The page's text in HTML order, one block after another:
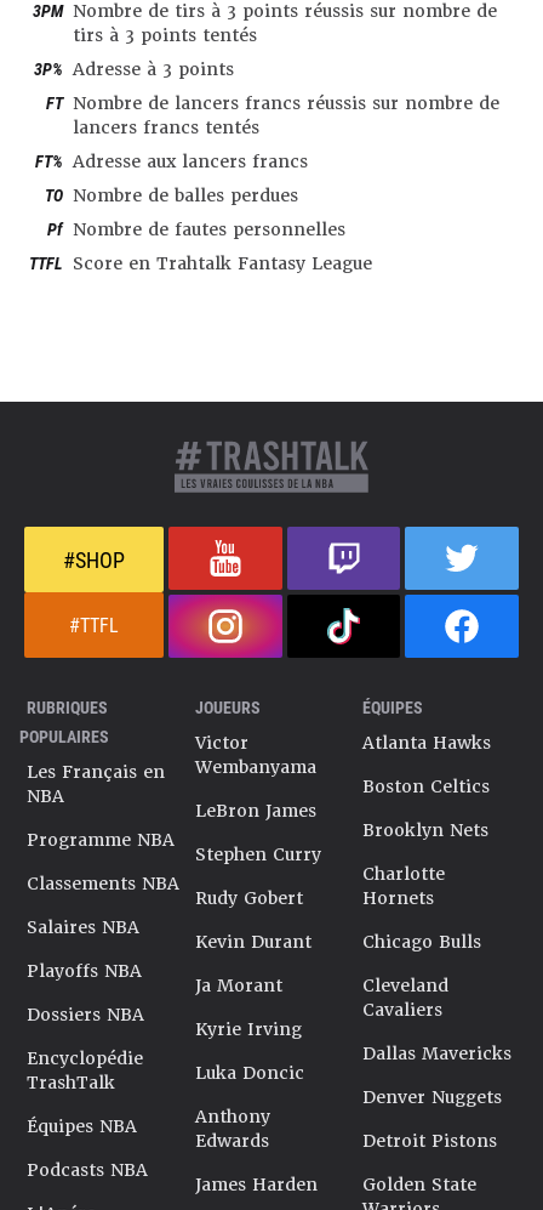
3PM Nombre de tirs à 3 points réussis sur nombre de
tirs à 3 points tentés
3P% Adresse à 3 points
FT Nombre de lancers francs réussis sur nombre de
lancers francs tentés
FT% Adresse aux lancers francs
TO Nombre de balles perdues
Pf Nombre de fautes personnelles
TTFL Score en Trahtalk Fantasy League
#SHOP
#TTFL
RUBRIQUES
POPULAIRES
Les Français en
NBA
Programme NBA
Classements NBA
Salaires NBA
Playoffs NBA
Dossiers NBA
Encyclopédie
TrashTalk
Équipes NBA
Podcasts NBA
JOUEURS
Victor
Wembanyama
LeBron James
Stephen Curry
Rudy Gobert
Kevin Durant
Ja Morant
Kyrie Irving
Luka Doncic
Anthony
Edwards
James Harden
ÉQUIPES
Atlanta Hawks
Boston Celtics
Brooklyn Nets
Charlotte
Hornets
Chicago Bulls
Cleveland
Cavaliers
Dallas Mavericks
Denver Nuggets
Detroit Pistons
Golden State